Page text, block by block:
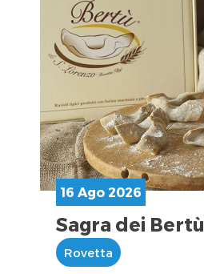
16 Ago 2026
Sagra dei Bertù
Rovetta